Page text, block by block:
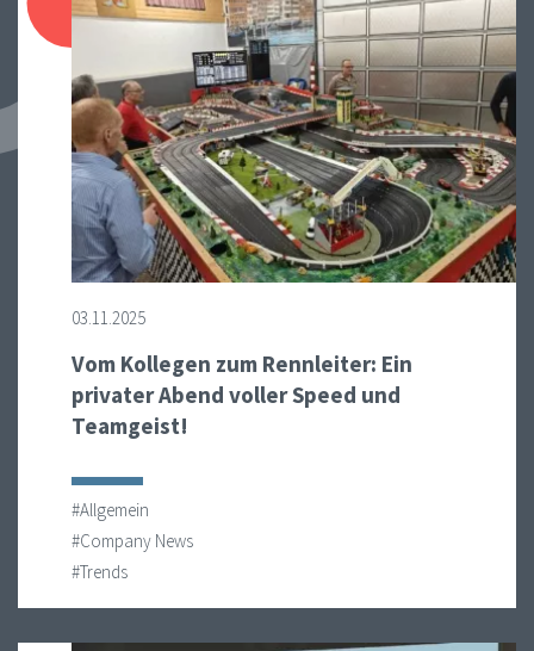
03.11.2025
Vom Kollegen zum Rennleiter: Ein
privater Abend voller Speed und
Teamgeist!
#Allgemein
#Company News
#Trends